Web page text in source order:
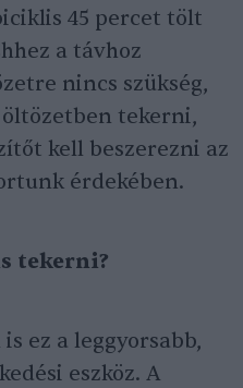
45 percet tölt
a távhoz
nincs szükség,
tekerni,
kell beszerezni az
érdekében.
tekerni?
ez a leggyorsabb,
eszköz. A